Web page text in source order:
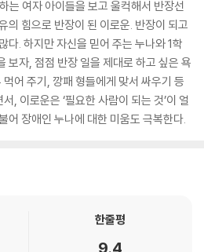
는 여자 아이들을 보고 울컥해서 반장선
의 힘으로 반장이 된 이로운. 반장이 되고
다. 하지만 자신을 믿어 주는 누나와 1학
보자, 점점 반장 일을 제대로 하고 싶은 욕
어 주기, 깡패 형들에게 맞서 싸우기 등
, 이로운은 ‘필요한 사람이 되는 것’이 얼
어 장애인 누나에 대한 미움도 극복한다.
한줄평
9.4